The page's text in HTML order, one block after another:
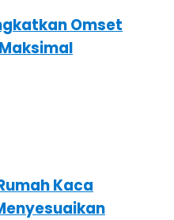
Omset
Kaca